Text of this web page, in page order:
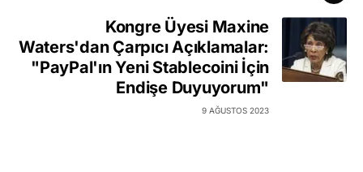
Kongre Üyesi Maxine
Waters'dan Çarpıcı Açıklamalar:
"PayPal'ın Yeni Stablecoini İçin
Endişe Duyuyorum"
9 AĞUSTOS 2023